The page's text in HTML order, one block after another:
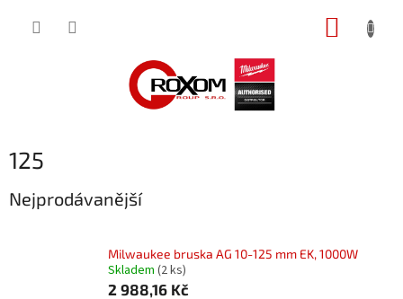
125
Nejprodávanější
Milwaukee bruska AG 10-125 mm EK, 1000W
Skladem (2 ks)
2 988,16 Kč